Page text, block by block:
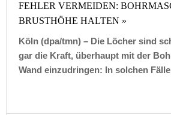
FEHLER VERMEIDEN:
BRUSTHÖHE HALTEN »
Köln (dpa/tmn) – Die Löcher sind
gar die Kraft, überhaupt mit der
Wand einzudringen: In solchen